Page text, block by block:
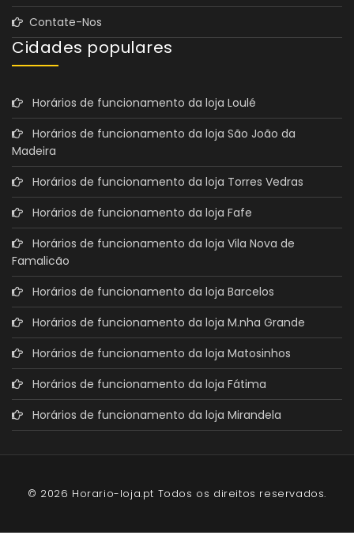
Contate-Nos
Cidades populares
Horários de funcionamento da loja Loulé
Horários de funcionamento da loja São João da
Madeira
Horários de funcionamento da loja Torres Vedras
Horários de funcionamento da loja Fafe
Horários de funcionamento da loja Vila Nova de
Famalicão
Horários de funcionamento da loja Barcelos
Horários de funcionamento da loja M.nha Grande
Horários de funcionamento da loja Matosinhos
Horários de funcionamento da loja Fátima
Horários de funcionamento da loja Mirandela
© 2026 Horario-loja.pt Todos os direitos reservados.